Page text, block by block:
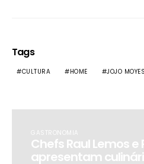
Tags
CULTURA HOME JOJO MOYES
GASTRONOMIA
Chefs Raul Lemos e
apresentam